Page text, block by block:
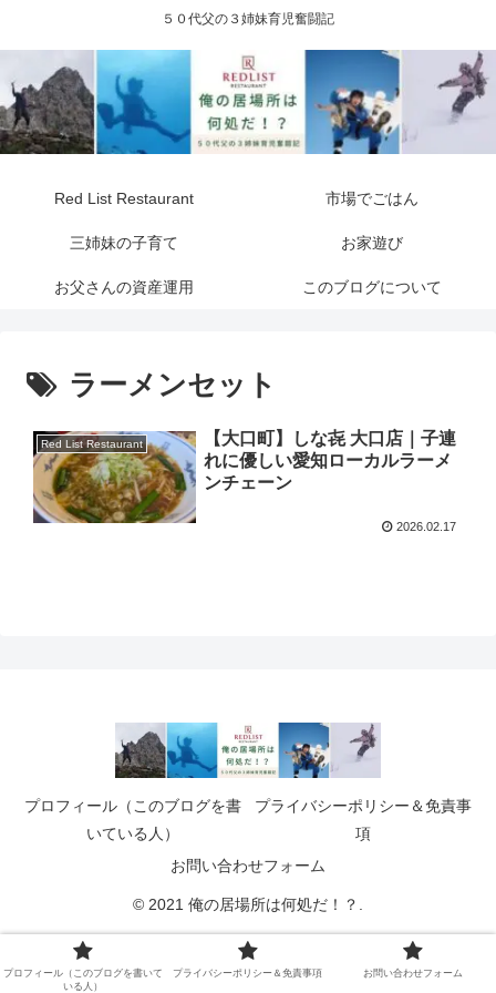
５０代父の３姉妹育児奮闘記
Red List Restaurant 市場でごはん
三姉妹の子育て お家遊び
お父さんの資産運用 このブログについて
ラーメンセット
Red List Restaurant
【大口町】しな㐂 大口店｜子連
れに優しい愛知ローカルラーメ
ンチェーン
2026.02.17
プロフィール（このブログを書
いている人）
プライバシーポリシー＆免責事
項
お問い合わせフォーム
© 2021 俺の居場所は何処だ！？.
プロフィール（このブログを書いて
いる人）
プライバシーポリシー＆免責事項 お問い合わせフォーム